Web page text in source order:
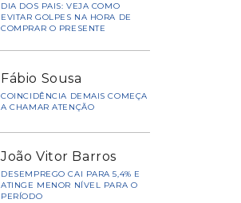
DIA DOS PAIS: VEJA COMO
EVITAR GOLPES NA HORA DE
COMPRAR O PRESENTE
Fábio Sousa
COINCIDÊNCIA DEMAIS COMEÇA
A CHAMAR ATENÇÃO
João Vitor Barros
DESEMPREGO CAI PARA 5,4% E
ATINGE MENOR NÍVEL PARA O
PERÍODO